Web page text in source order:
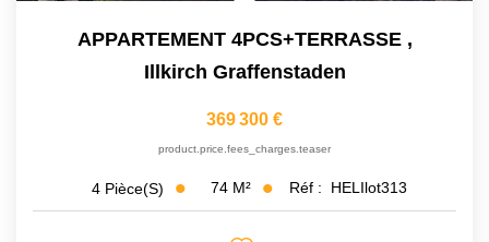
APPARTEMENT 4PCS+TERRASSE ,
Illkirch Graffenstaden
369 300 €
product.price.fees_charges.teaser
4 Pièce(s) 74 M² Réf : HELIlot313